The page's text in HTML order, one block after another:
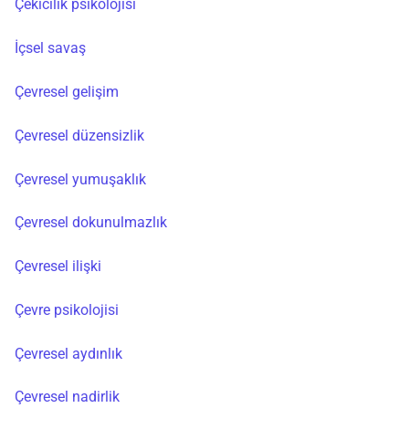
Çekicilik psikolojisi
İçsel savaş
Çevresel gelişim
Çevresel düzensizlik
Çevresel yumuşaklık
Çevresel dokunulmazlık
Çevresel ilişki
Çevre psikolojisi
Çevresel aydınlık
Çevresel nadirlik